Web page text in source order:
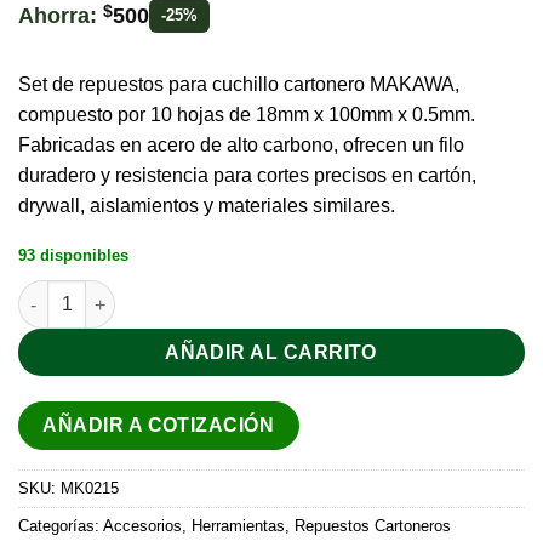
Ahorra: $500 -25%
Set de repuestos para cuchillo cartonero MAKAWA,
compuesto por 10 hojas de 18mm x 100mm x 0.5mm.
Fabricadas en acero de alto carbono, ofrecen un filo
duradero y resistencia para cortes precisos en cartón,
drywall, aislamientos y materiales similares.
93 disponibles
AÑADIR AL CARRITO
AÑADIR A COTIZACIÓN
SKU: MK0215
Categorías: Accesorios, Herramientas, Repuestos Cartoneros